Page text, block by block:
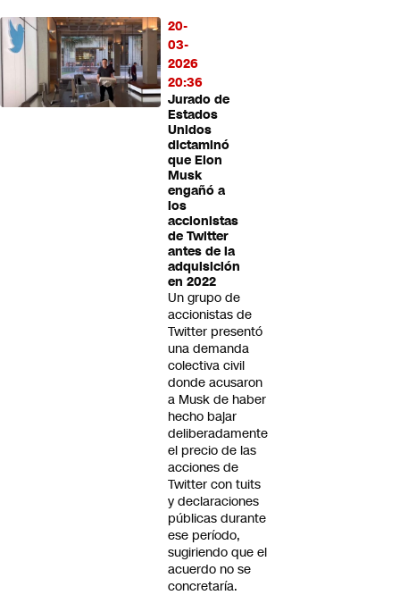
20-
03-
2026
20:36
Jurado de
Estados
Unidos
dictaminó
que Elon
Musk
engañó a
los
accionistas
de Twitter
antes de la
adquisición
en 2022
Un grupo de
accionistas de
Twitter presentó
una demanda
colectiva civil
donde acusaron
a Musk de haber
hecho bajar
deliberadamente
el precio de las
acciones de
Twitter con tuits
y declaraciones
públicas durante
ese período,
sugiriendo que el
acuerdo no se
concretaría.